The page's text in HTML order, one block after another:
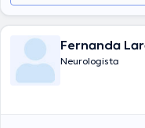
Fernanda
Neurologista